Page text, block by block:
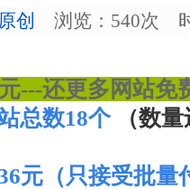
创
浏览：540次
---还更多网站免
总数18个
（数
元（只接受批量